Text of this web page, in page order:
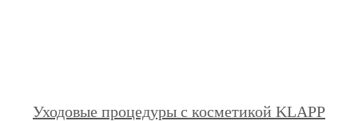
Уходовые процедуры с косметикой KLAPP